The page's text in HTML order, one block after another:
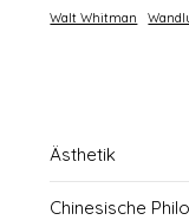
Walt Whitman
Ästhetik
Chinesische